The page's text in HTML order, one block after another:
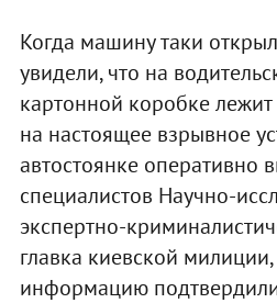
Когда машину таки
увидели, что на
картонной коробке
на настоящее взрывное
автостоянке оперативно
специалистов Научно-
экспертно-
главка киевской
информацию